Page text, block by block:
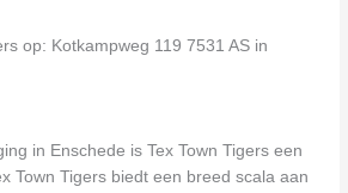
op: Kotkampweg 119 7531 AS in
in Enschede is Tex Town Tigers een
Town Tigers biedt een breed scala aan